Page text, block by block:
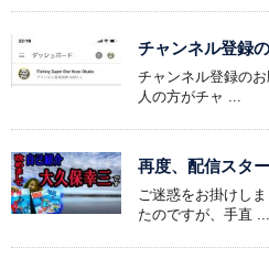
チャンネル登録
チャンネル登録の
人の方がチャ ...
再度、配信スタ
ご迷惑をお掛けし
たのですが、手直 ...